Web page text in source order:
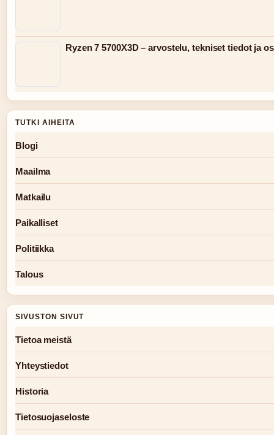
Ryzen 7 5700X3D – arvostelu, tekniset tiedot ja
TUTKI AIHEITA
Blogi
Maailma
Matkailu
Paikalliset
Politiikka
Talous
SIVUSTON SIVUT
Tietoa meistä
Yhteystiedot
Historia
Tietosuojaseloste